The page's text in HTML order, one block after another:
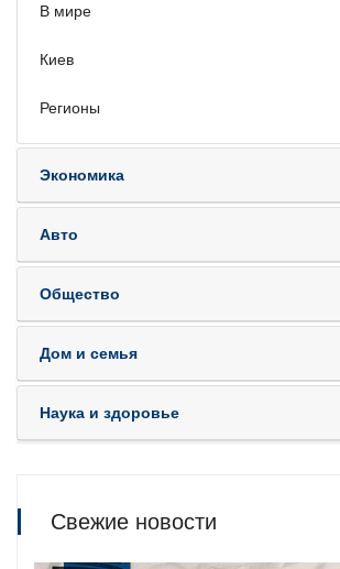
В мире
Киев
Регионы
Экономика
Авто
Общество
Дом и семья
Наука и здоровье
Свежие новости